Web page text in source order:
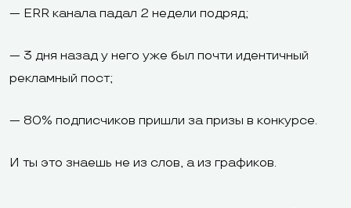
— ERR канала падал 2 недели подряд;
— 3 дня назад у него уже был почти идентичный
рекламный пост;
— 80% подписчиков пришли за призы в конкурсе.
И ты это знаешь не из слов, а из графиков.